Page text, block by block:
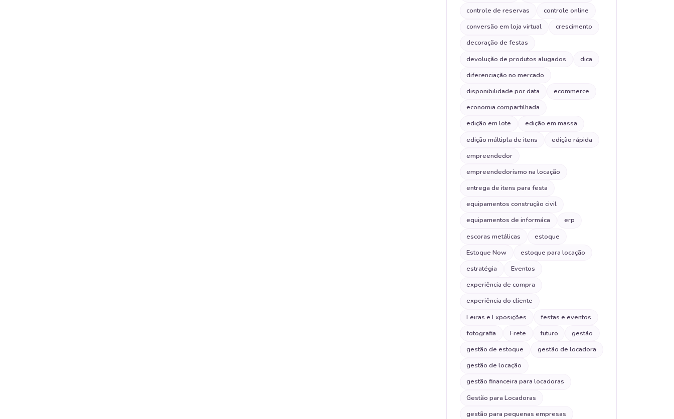
controle de reservas
controle online
conversão em loja virtual
crescimento
decoração de festas
devolução de produtos alugados
dica
diferenciação no mercado
disponibilidade por data
ecommerce
economia compartilhada
edição em lote
edição em massa
edição múltipla de itens
edição rápida
empreendedor
empreendedorismo na locação
entrega de itens para festa
equipamentos construção civil
equipamentos de informáca
erp
escoras metálicas
estoque
Estoque Now
estoque para locação
estratégia
Eventos
experiência de compra
experiência do cliente
Feiras e Exposições
festas e eventos
fotografia
Frete futuro
gestão
gestão de estoque
gestão de locadora
gestão de locação
gestão financeira para locadoras
Gestão para Locadoras
gestão para pequenas empresas